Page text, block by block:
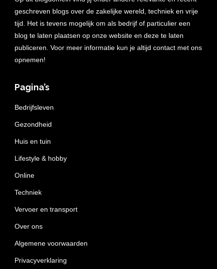
geschreven blogs over de zakelijke wereld, techniek en vrije
tijd. Het is tevens mogelijk om als bedrijf of particulier een
blog te laten plaatsen op onze website en deze te laten
publiceren. Voor meer informatie kun je altijd contact met ons
opnemen!
Pagina’s
Bedrijfsleven
Gezondheid
Huis en tuin
Lifestyle & hobby
Online
Techniek
Vervoer en transport
Over ons
Algemene voorwaarden
Privacyverklaring